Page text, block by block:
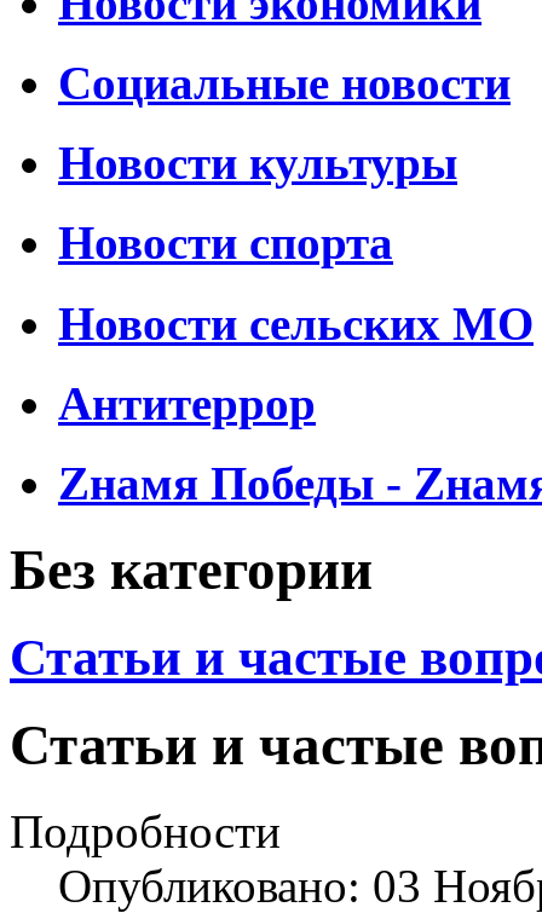
Социальные новости
Новости культуры
Новости спорта
Новости сельских МО
Антитеррор
Zнамя Победы -
Без категории
Статьи и частые
Статьи и частые
Подробности
Опубликовано: 03